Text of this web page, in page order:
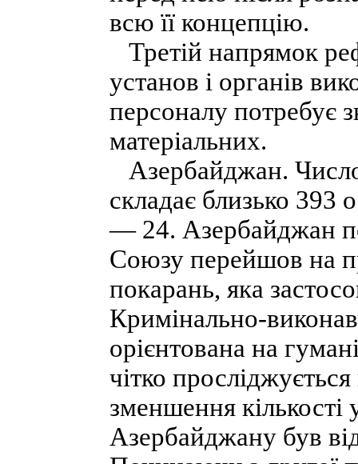
всю її концепцію.
Третій напрямок
установ і органів
персоналу потребує
матеріальних.
Азербайджан.
складає близько 393
— 24. Азербайджан
Союзу перейшов на
покарань, яка
Кримінально-
орієнтована на
чітко
зменшення
Азербайджану був